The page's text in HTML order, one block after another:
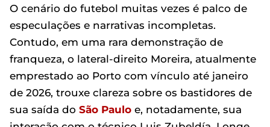
O cenário do futebol muitas vezes é palco de
especulações e narrativas incompletas.
Contudo, em uma rara demonstração de
franqueza, o lateral-direito Moreira, atualmente
emprestado ao Porto com vínculo até janeiro
de 2026, trouxe clareza sobre os bastidores de
sua saída do São Paulo e, notadamente, sua